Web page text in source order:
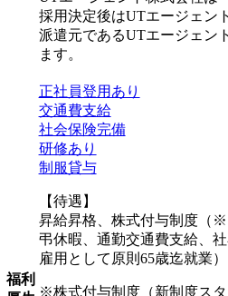
採用決定後はUTエージェン
派遣元であるUTエージェン
ます。
福利
正社員登用あり
交通費支給
社会保険完備
研修あり
制服貸与
【待遇】
昇給昇格、株式付与制度（
弔休暇、通勤交通費支給、
雇用として原則65歳迄就業）
※株式付与制度（新制度スタ